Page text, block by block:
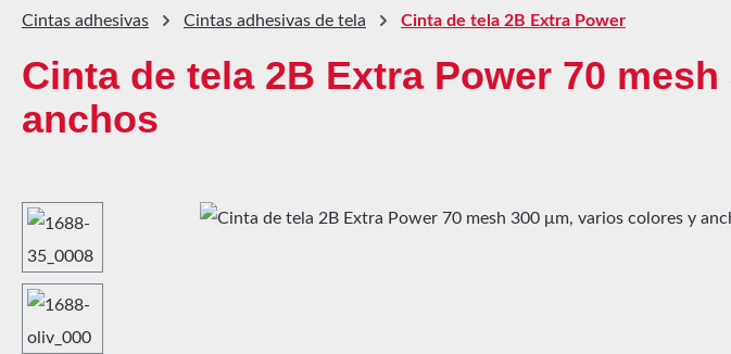
Cintas adhesivas Cintas adhesivas de tela Cinta de tela 2B Extra Power
Cinta de tela 2B Extra Power 70
anchos
Omitir galería de imágenes